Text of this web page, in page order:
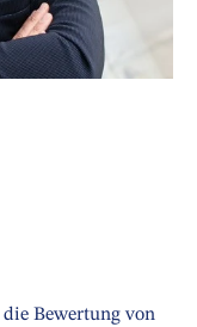
Bewertung von